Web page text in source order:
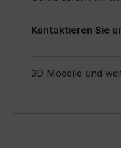
Kontaktieren Sie
3D Modelle und